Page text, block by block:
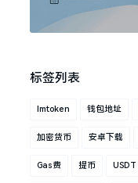
标签列表
Imtoken 钱包地址
加密货币 安卓下载
Gas费 提币 USDT